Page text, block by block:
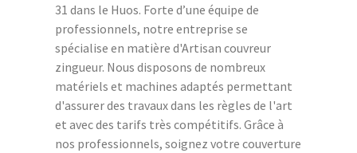
31 dans le Huos. Forte d’une équipe de
professionnels, notre entreprise se
spécialise en matière d'Artisan couvreur
zingueur. Nous disposons de nombreux
matériels et machines adaptés permettant
d'assurer des travaux dans les règles de l'art
et avec des tarifs très compétitifs. Grâce à
nos professionnels, soignez votre couverture